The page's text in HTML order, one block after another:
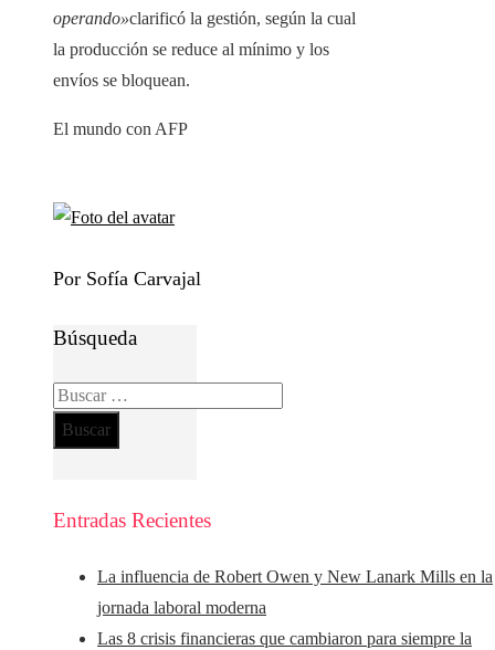
operando»clarificó la gestión, según la cual
la producción se reduce al mínimo y los
envíos se bloquean.
El mundo con AFP
Por Sofía Carvajal
Búsqueda
Buscar:
Entradas Recientes
La influencia de Robert Owen y New Lanark Mills en la
jornada laboral moderna
Las 8 crisis financieras que cambiaron para siempre la